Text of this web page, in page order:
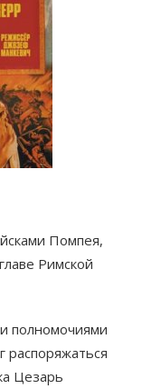
Помпея,
Римской
полномочиями
распоряжаться
Цезарь